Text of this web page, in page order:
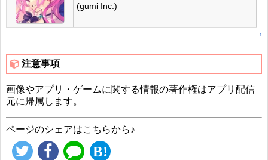
(gumi Inc.)
↑
注意事項
画像やアプリ・ゲームに関する情報の著作権はアプリ配信
元に帰属します。
ページのシェアはこちらから♪